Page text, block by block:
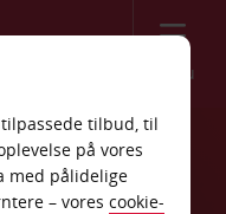
Menu
tilbud, til
på vores
med pålidelige
– vores cookie-